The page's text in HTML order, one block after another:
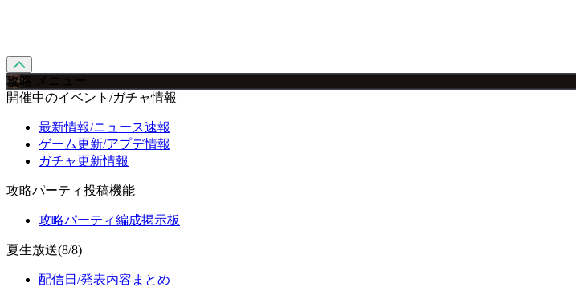
攻略 メニュー
開催中のイベント/ガチャ情報
最新情報/ニュース速報
ゲーム更新/アプデ情報
ガチャ更新情報
攻略パーティ投稿機能
攻略パーティ編成掲示板
夏生放送(8/8)
配信日/発表内容まとめ